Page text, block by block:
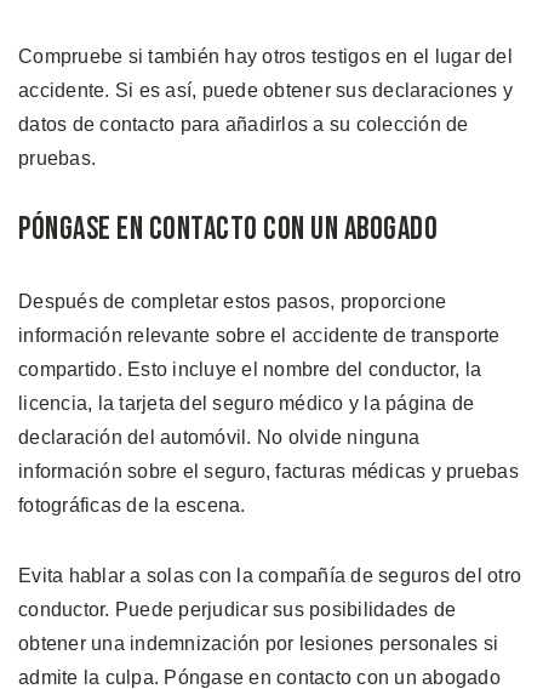
Compruebe si también hay otros testigos en el lugar del
accidente. Si es así, puede obtener sus declaraciones y
datos de contacto para añadirlos a su colección de
pruebas.
Póngase en Contacto con un Abogado
Después de completar estos pasos, proporcione
información relevante sobre el accidente de transporte
compartido. Esto incluye el nombre del conductor, la
licencia, la tarjeta del seguro médico y la página de
declaración del automóvil. No olvide ninguna
información sobre el seguro, facturas médicas y pruebas
fotográficas de la escena.
Evita hablar a solas con la compañía de seguros del otro
conductor. Puede perjudicar sus posibilidades de
obtener una indemnización por lesiones personales si
admite la culpa. Póngase en contacto con un abogado